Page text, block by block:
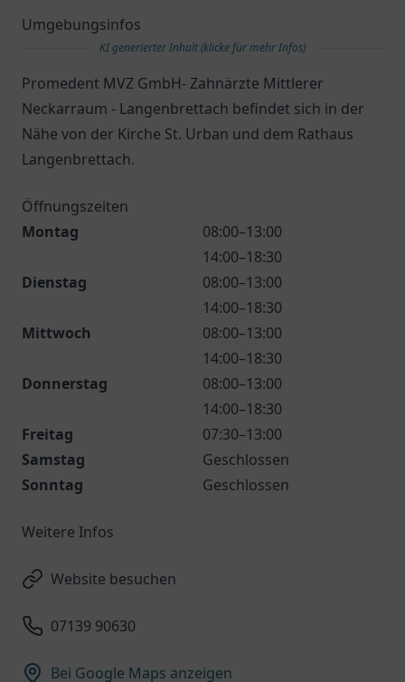
Umgebungsinfos
KI generierter Inhalt (klicke für mehr Infos)
Promedent MVZ GmbH- Zahnärzte Mittlerer
Neckarraum - Langenbrettach befindet sich in der
Nähe von der Kirche St. Urban und dem Rathaus
Langenbrettach.
Öffnungszeiten
Montag
08:00–13:00
14:00–18:30
Dienstag
08:00–13:00
14:00–18:30
Mittwoch
08:00–13:00
14:00–18:30
Donnerstag
08:00–13:00
14:00–18:30
Freitag
07:30–13:00
Samstag
Geschlossen
Sonntag
Geschlossen
Weitere Infos
Website besuchen
07139 90630
Bei Google Maps anzeigen